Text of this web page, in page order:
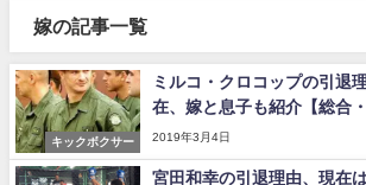
嫁の記事一覧
キックボクサー
ミルコ・クロコップの引退
在、嫁と息子も紹介【総合・
2019年3月4日
宮田和幸の引退理由、現在